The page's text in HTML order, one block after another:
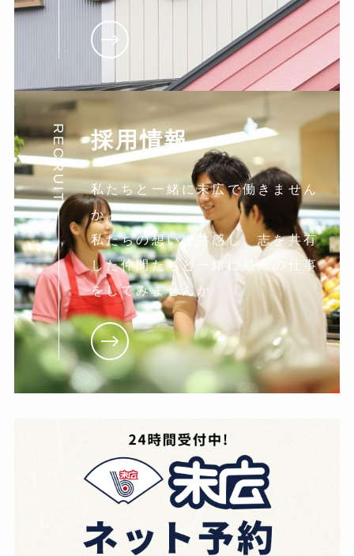
RECRUIT 採用情報
私たちと一緒に末広で働きません
か。
私たちの想いに共感し。志を共有
した仲間たちと一緒に最高の仕事
をしてみませんか